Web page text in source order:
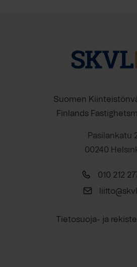
Suomen
Finlands
Pasilankatu
00240
010 212
Tietosuoja- ja